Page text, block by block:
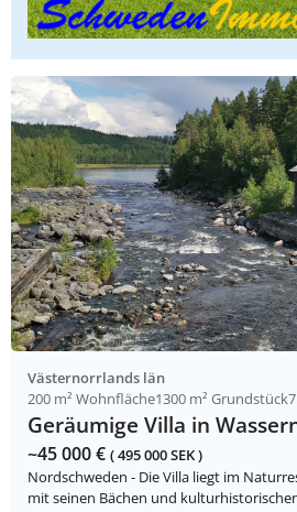
Västernorrlands län
200 m² Wohnfläche1300 m² Grundstück
Geräumige Villa in
~45 000 € ( 495 000 SEK )
Nordschweden - Die Villa liegt im
mit seinen Bächen und